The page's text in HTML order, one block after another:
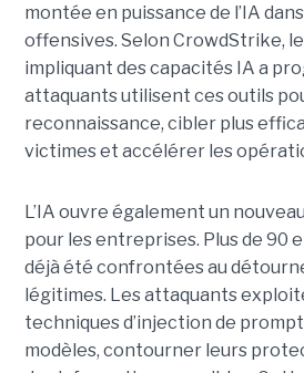
montée en puissance de l’IA
offensives. Selon CrowdStrike,
impliquant des capacités IA a
attaquants utilisent ces outils
reconnaissance, cibler plus
victimes et accélérer les
L’IA ouvre également un
pour les entreprises. Plus de 90
déjà été confrontées au
légitimes. Les attaquants
techniques d’injection de
modèles, contourner leurs